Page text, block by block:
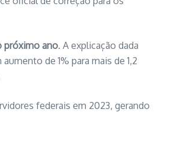
próximo ano. A explicação dada
de 1% para mais de 1,2
federais em 2023, gerando